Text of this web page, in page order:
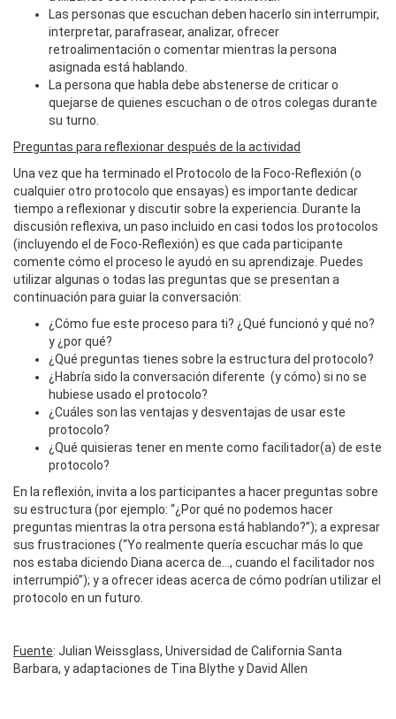
Las personas que escuchan deben hacerlo sin interrumpir,
interpretar, parafrasear, analizar, ofrecer
retroalimentación o comentar mientras la persona
asignada está hablando.
La persona que habla debe abstenerse de criticar o
quejarse de quienes escuchan o de otros colegas durante
su turno.
Preguntas para reflexionar después de la actividad
Una vez que ha terminado el Protocolo de la Foco-Reflexión (o
cualquier otro protocolo que ensayas) es importante dedicar
tiempo a reflexionar y discutir sobre la experiencia. Durante la
discusión reflexiva, un paso incluido en casi todos los protocolos
(incluyendo el de Foco-Reflexión) es que cada participante
comente cómo el proceso le ayudó en su aprendizaje. Puedes
utilizar algunas o todas las preguntas que se presentan a
continuación para guiar la conversación:
¿Cómo fue este proceso para ti? ¿Qué funcionó y qué no?
y ¿por qué?
¿Qué preguntas tienes sobre la estructura del protocolo?
¿Habría sido la conversación diferente (y cómo) si no se
hubiese usado el protocolo?
¿Cuáles son las ventajas y desventajas de usar este
protocolo?
¿Qué quisieras tener en mente como facilitador(a) de este
protocolo?
En la reflexión, invita a los participantes a hacer preguntas sobre
su estructura (por ejemplo: “¿Por qué no podemos hacer
preguntas mientras la otra persona está hablando?”); a expresar
sus frustraciones (“Yo realmente quería escuchar más lo que
nos estaba diciendo Diana acerca de…, cuando el facilitador nos
interrumpió”); y a ofrecer ideas acerca de cómo podrían utilizar el
protocolo en un futuro.
Fuente: Julian Weissglass, Universidad de California Santa
Barbara, y adaptaciones de Tina Blythe y David Allen